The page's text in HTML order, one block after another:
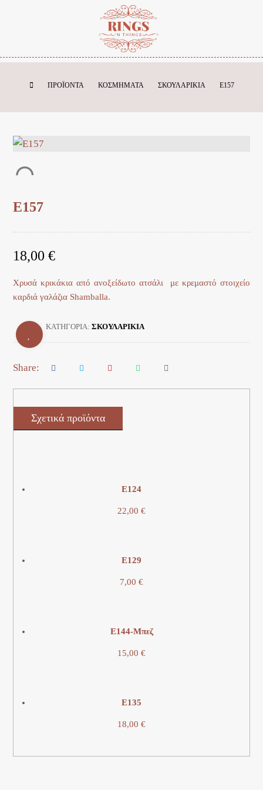
ΠΡΟΪΌΝΤΑ ΚΟΣΜΗΜΑΤΑ ΣΚΟΥΛΑΡΙΚΙΑ E157
E157
18,00€
Χρυσά κρικάκια από ανοξείδωτο ατσάλι με κρεμαστό στοιχείο
καρδιά γαλάζια Shamballa.
ΚΑΤΗΓΟΡΊΑ:ΣΚΟΥΛΑΡΙΚΙΑ
Σχετικά προϊόντα
Ε124
22,00 €
E129
7,00 €
Ε144-Μπεζ
15,00 €
E135
18,00 €